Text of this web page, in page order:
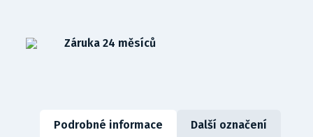
Záruka 24 měsíců
Podrobné informace Další označení